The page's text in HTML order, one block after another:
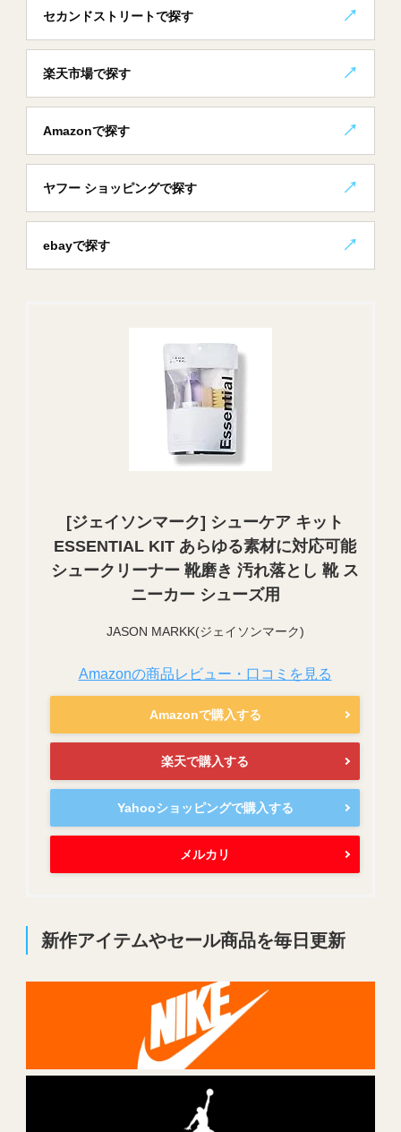
セカンドストリートで探す
楽天市場で探す
Amazonで探す
ヤフー ショッピングで探す
ebayで探す
[ジェイソンマーク] シューケア キット
ESSENTIAL KIT あらゆる素材に対応可能
シュークリーナー 靴磨き 汚れ落とし 靴 ス
ニーカー シューズ用
JASON MARKK(ジェイソンマーク)
Amazonの商品レビュー・口コミを見る
Amazonで購入する
楽天で購入する
Yahooショッピングで購入する
メルカリ
新作アイテムやセール商品を毎日更新